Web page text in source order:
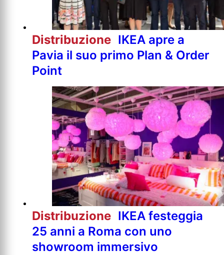
Distribuzione IKEA apre a
Pavia il suo primo Plan & Order
Point
Distribuzione IKEA festeggia
25 anni a Roma con uno
showroom immersivo